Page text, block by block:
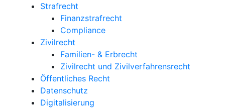
Strafrecht
Finanzstrafrecht
Compliance
Zivilrecht
Familien- & Erbrecht
Zivilrecht und Zivilverfahrensrecht
Öffentliches Recht
Datenschutz
Digitalisierung